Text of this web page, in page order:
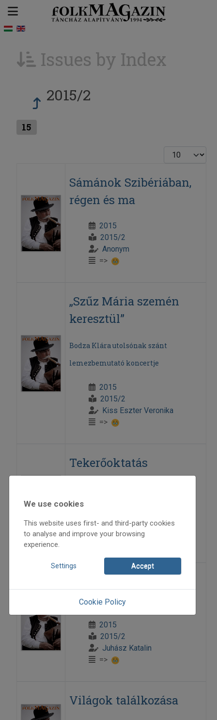
Issues by Index
2015/2
15
Display #
Sámánok Szibériában,
régen és ma
2015
2015/2
Anonym
=>
„Szűz Mária szemén
keresztül”
Bodza Klára utolsónak szánt
lemezbemutató koncertje
2015
2015/2
Kiss Eszter Veronika
=>
Tekerőoktatás
Magyarországon – II.
Patonai Bátor
módra
2015
2015/2
Juhász Katalin
=>
Világok találkozása
We use cookies
This website uses first- and third-party cookies
to analyse and improve your browsing
experience.
Settings Accept
Cookie Policy